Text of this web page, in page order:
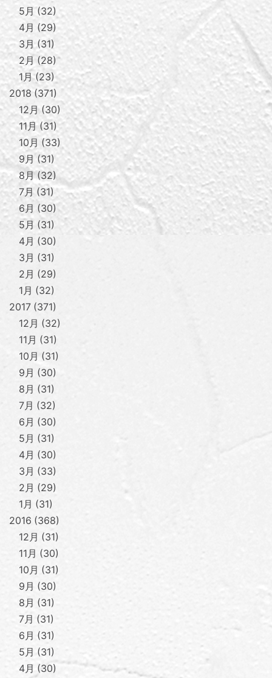
5月
32
4月
29
3月
31
2月
28
1月 23
2018 371
12月 30
11月 31
10月
33
9月
31
8月 32
7月
31
6月
30
5月
31
4月
30
3月
31
2月
29
1月
32
2017 371
12月
32
11月
31
10月
31
9月
30
8月
31
7月
32
6月
30
5月
31
4月
30
3月
33
2月
29
1月
31
2016 368
12月
31
11月
30
10月
31
9月
30
8月
31
7月
31
6月
31
5月
31
4月
30